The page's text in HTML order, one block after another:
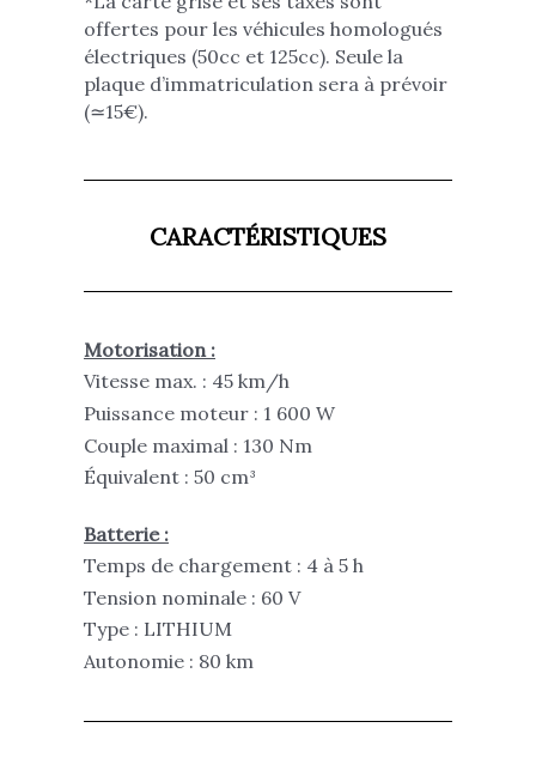
offertes pour les véhicules homologués
électriques (50cc et 125cc). Seule la
plaque d’immatriculation sera à prévoir
(≃15€).
CARACTÉRISTIQUES
Motorisation :
Vitesse max. : 45 km/h
Puissance moteur : 1 600 W
Couple maximal : 130 Nm
Équivalent : 50 cm³
Batterie :
Temps de chargement : 4 à 5 h
Tension nominale : 60 V
Type : LITHIUM
Autonomie : 80 km